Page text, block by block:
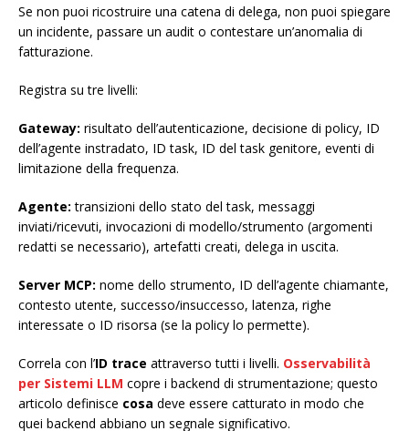
Se non puoi ricostruire una catena di delega, non puoi spiegare
un incidente, passare un audit o contestare un’anomalia di
fatturazione.
Registra su tre livelli:
Gateway: risultato dell’autenticazione, decisione di policy, ID
dell’agente instradato, ID task, ID del task genitore, eventi di
limitazione della frequenza.
Agente: transizioni dello stato del task, messaggi
inviati/ricevuti, invocazioni di modello/strumento (argomenti
redatti se necessario), artefatti creati, delega in uscita.
Server MCP: nome dello strumento, ID dell’agente chiamante,
contesto utente, successo/insuccesso, latenza, righe
interessate o ID risorsa (se la policy lo permette).
Correla con l’ID trace attraverso tutti i livelli. Osservabilità
per Sistemi LLM copre i backend di strumentazione; questo
articolo definisce cosa deve essere catturato in modo che
quei backend abbiano un segnale significativo.